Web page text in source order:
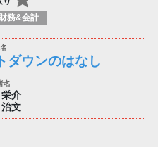
財務&会計
ダウンのはなし
介
文